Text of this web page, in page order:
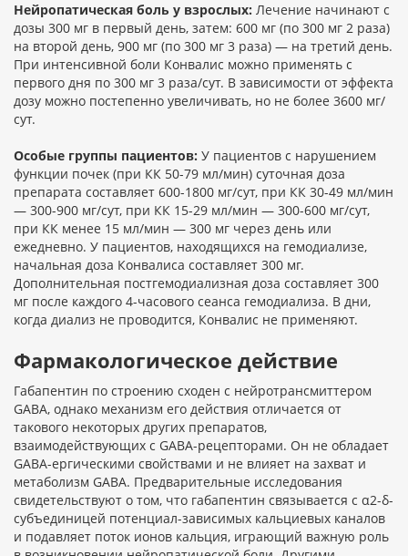
Нейропатическая боль у взрослых: Лечение начинают с
дозы 300 мг в первый день, затем: 600 мг (по 300 мг 2 раза)
на второй день, 900 мг (по 300 мг 3 раза) — на третий день.
При интенсивной боли Конвалис можно применять с
первого дня по 300 мг 3 раза/сут. В зависимости от эффекта
дозу можно постепенно увеличивать, но не более 3600 мг/
сут.
Особые группы пациентов: У пациентов с нарушением
функции почек (при КК 50-79 мл/мин) суточная доза
препарата составляет 600-1800 мг/сут, при КК 30-49 мл/мин
— 300-900 мг/сут, при КК 15-29 мл/мин — 300-600 мг/сут,
при КК менее 15 мл/мин — 300 мг через день или
ежедневно. У пациентов, находящихся на гемодиализе,
начальная доза Конвалиса составляет 300 мг.
Дополнительная постгемодиализная доза составляет 300
мг после каждого 4-часового сеанса гемодиализа. В дни,
когда диализ не проводится, Конвалис не применяют.
Фармакологическое действие
Габапентин по строению сходен с нейротрансмиттером
GABA, однако механизм его действия отличается от
такового некоторых других препаратов,
взаимодействующих с GABA-рецепторами. Он не обладает
GABA-ергическими свойствами и не влияет на захват и
метаболизм GABA. Предварительные исследования
свидетельствуют о том, что габапентин связывается с α2-δ-
субъединицей потенциал-зависимых кальциевых каналов
и подавляет поток ионов кальция, играющий важную роль